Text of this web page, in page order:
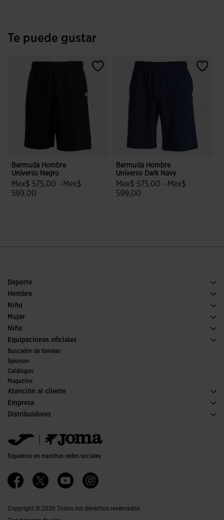
Te puede gustar
Bermuda Hombre
Universo Negro
Mex$ 575,00 - Mex$
599,00
Bermuda Hombre
Universo Dark Navy
Mex$ 575,00 - Mex$
599,00
Deporte
Running
Fútbol
Pádel
Tenis
Trail running
Hombre
Calzado Hombre
Deporte
Niño
Ver todo ropa niño
Mujer
Calzado Mujer
Deporte
Niña
Ver todo ropa niña
Equipaciones oficiales
Fútbol
Fútbol sala
Comités y Federaciones
Ediciones especiales
Buscador de tiendas
Sponsor
Catálogos
Magazine
Atención al cliente
Condiciones de compra
Transporte y entrega
FAQs
Empresa
Historia
Política de calidad y medio ambiente
Trabaja con nosotros
Accesibilidad
Distribuidores
Jomanet
Área marketing
Contacto
Síguenos en nuestras redes sociales
Copyright © 2026 Todos los derechos reservados